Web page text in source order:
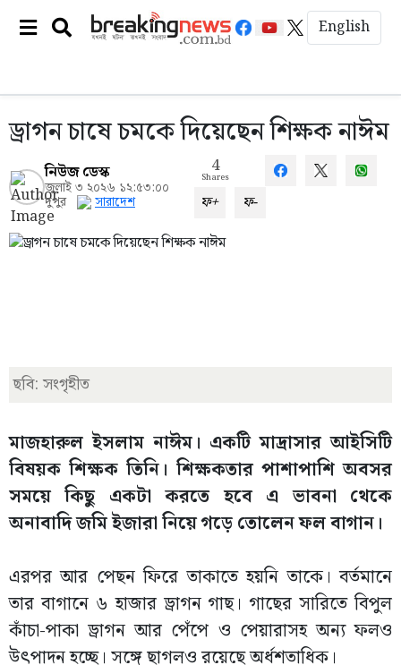
English
ড্রাগন চাষে চমকে দিয়েছেন শিক্ষক নাঈম
নিউজ ডেস্ক
জুলাই ৩ ২০২৬ ১২:৫৩:০০
দুপুর সারাদেশ
4
Shares
ফ+ ফ-
ছবি: সংগৃহীত
মাজহারুল ইসলাম নাঈম। একটি মাদ্রাসার আইসিটি
বিষয়ক শিক্ষক তিনি। শিক্ষকতার পাশাপাশি অবসর
সময়ে কিছু একটা করতে হবে এ ভাবনা থেকে
অনাবাদি জমি ইজারা নিয়ে গড়ে তোলেন ফল বাগান।
এরপর আর পেছন ফিরে তাকাতে হয়নি তাকে। বর্তমানে
তার বাগানে ৬ হাজার ড্রাগন গাছ। গাছের সারিতে বিপুল
কাঁচা-পাকা ড্রাগন আর পেঁপে ও পেয়ারাসহ অন্য ফলও
উৎপাদন হচ্ছে। সঙ্গে ছাগলও রয়েছে অর্ধশতাধিক।